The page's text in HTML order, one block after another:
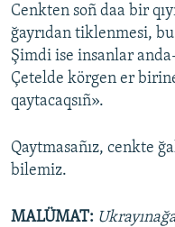
Cenkten soñ daa bir
ğayrıdan tiklenmesi, bu
Şimdi ise insanlar
Çetelde körgen er
qaytacaqsıñ».
Qaytmasañız, cenkte
bilemiz.
MALÜMAT: